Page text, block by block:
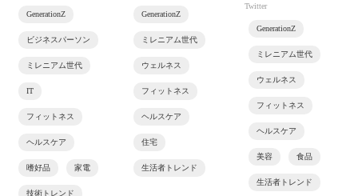
GenerationZ
ビジネスパーソン
ミレニアム世代
IT
フィットネス
ヘルスケア
嗜好品 家電
技術トレンド
GenerationZ
ミレニアム世代
ウェルネス
フィットネス
ヘルスケア
住宅
生活者トレンド
Twitter
GenerationZ
ミレニアム世代
ウェルネス
フィットネス
ヘルスケア
美容 食品
生活者トレンド